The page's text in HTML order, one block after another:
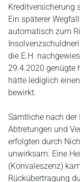
Kreditversicherung
Ein späterer
automatisch zum
die E.H.
29.4.2020 genügte
hätte lediglich
bewirkt.
Sämtliche nach der
Abtretungen und
erfolgten durch
unwirksam. Eine
(Konvaleszenz)
Rückübertragung